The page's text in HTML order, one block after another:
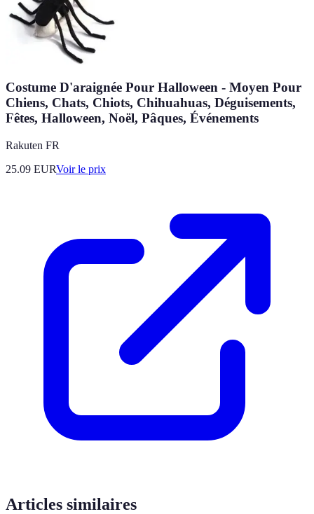
Costume D'araignée Pour Halloween - Moyen Pour
Chiens, Chats, Chiots, Chihuahuas, Déguisements,
Fêtes, Halloween, Noël, Pâques, Événements
Rakuten FR
25.09 EURVoir le prix
Articles similaires